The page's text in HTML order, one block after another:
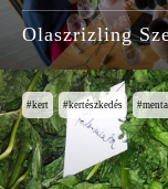
Olaszrizling
kert kertészkedés menta